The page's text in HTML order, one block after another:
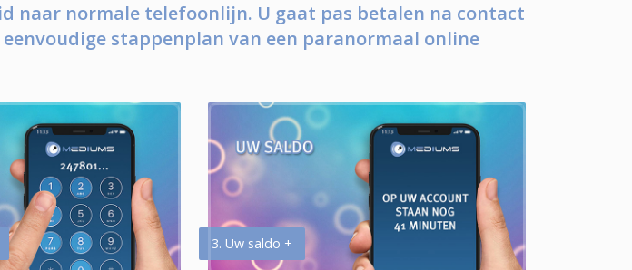
naar normale telefoonlijn. U gaat pas betalen na contact
stappenplan van een paranormaal online
3. Uw saldo +